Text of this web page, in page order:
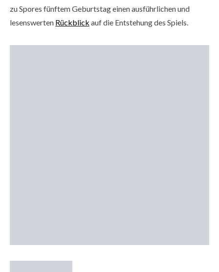
zu Spores fünftem Geburtstag einen ausführlichen und
lesenswerten Rückblick auf die Entstehung des Spiels.